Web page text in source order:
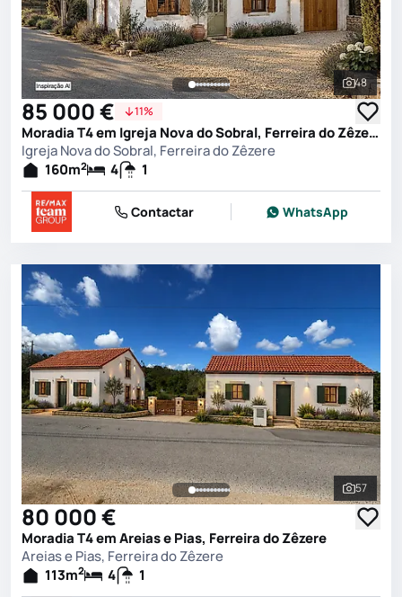
Ver
48
85 000 € 11%
Moradia T4 em Igreja Nova do Sobral, Ferreira do Zêzere
Igreja Nova do Sobral, Ferreira do Zêzere
160m2 4 1
Contactar WhatsApp
Ver
57
80 000 €
Moradia T4 em Areias e Pias, Ferreira do Zêzere
Areias e Pias, Ferreira do Zêzere
113m2 4 1